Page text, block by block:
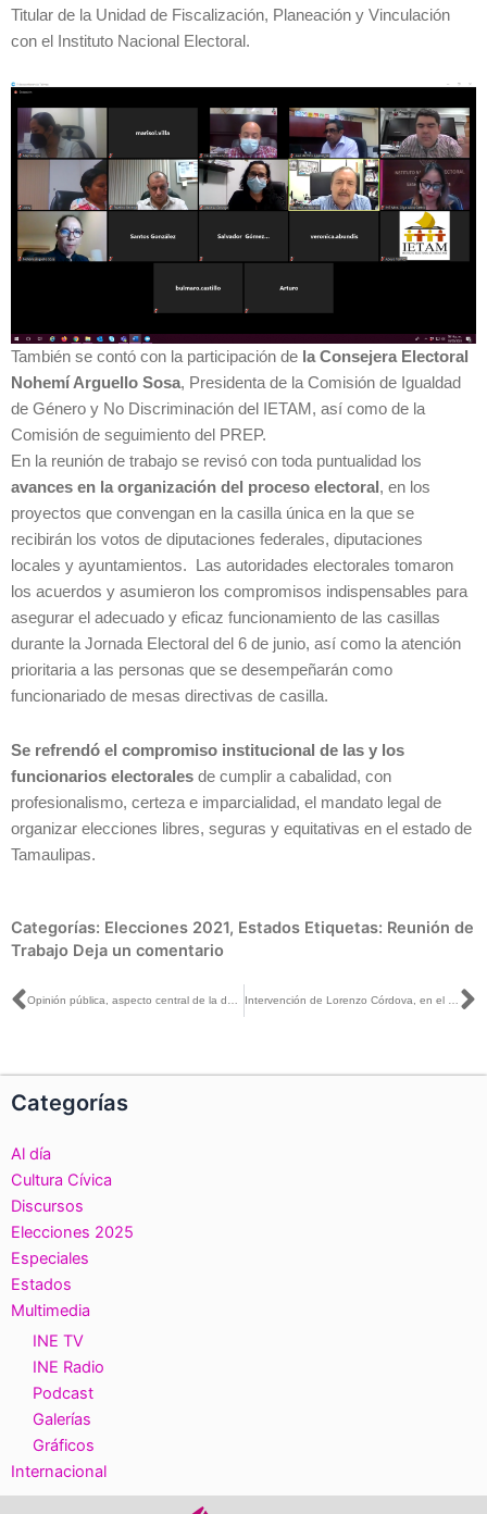
Titular de la Unidad de Fiscalización, Planeación y Vinculación
con el Instituto Nacional Electoral.
También se contó con la participación de la Consejera Electoral
Nohemí Arguello Sosa, Presidenta de la Comisión de Igualdad
de Género y No Discriminación del IETAM, así como de la
Comisión de seguimiento del PREP.
En la reunión de trabajo se revisó con toda puntualidad los
avances en la organización del proceso electoral , en los
proyectos que convengan en la casilla única en la que se
recibirán los votos de diputaciones federales, diputaciones
locales y ayuntamientos. Las autoridades electorales tomaron
los acuerdos y asumieron los compromisos indispensables para
asegurar el adecuado y eficaz funcionamiento de las casillas
durante la Jornada Electoral del 6 de junio, así como la atención
prioritaria a las personas que se desempeñarán como
funcionariado de mesas directivas de casilla.
Se refrendó el compromiso institucional de las y los
funcionarios electorales de cumplir a cabalidad, con
profesionalismo, certeza e imparcialidad, el mandato legal de
organizar elecciones libres, seguras y equitativas en el estado de
Tamaulipas.
Categorías: Elecciones 2021, Estados Etiquetas: Reunión de
Trabajo Deja un comentario
Ant Opinión pública, aspecto central de la democracia Intervención de Lorenzo Córdova, en el Foro: Encuestas y elecciones rumbo al 6 de junio
Categorías
Al día
Cultura Cívica
Discursos
Elecciones 2025
Especiales
Estados
Multimedia
INE TV
INE Radio
Podcast
Galerías
Gráficos
Internacional